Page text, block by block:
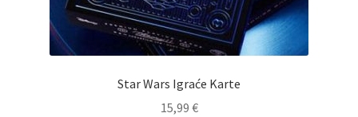
Star Wars Igraće Karte
15,99 €